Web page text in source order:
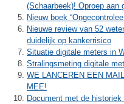
(Schaarbeek)! Oproep aan
Nieuw boek
Nieuwe review van 52
duidelijk op kankerrisico
Situatie digitale meters in
Stralingsmeting digitale
WE LANCEREN EEN
MEE!
Document met de